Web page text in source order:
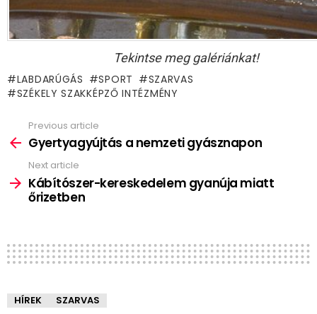
Tekintse meg galériánkat!
LABDARÚGÁS SPORT
SZARVAS
SZÉKELY SZAKKÉPZŐ INTÉZMÉNY
more
Previous article
Gyertyagyújtás a nemzeti gyásznapon
Next article
Kábítószer-kereskedelem gyanúja miatt
őrizetben
HÍREK SZARVAS